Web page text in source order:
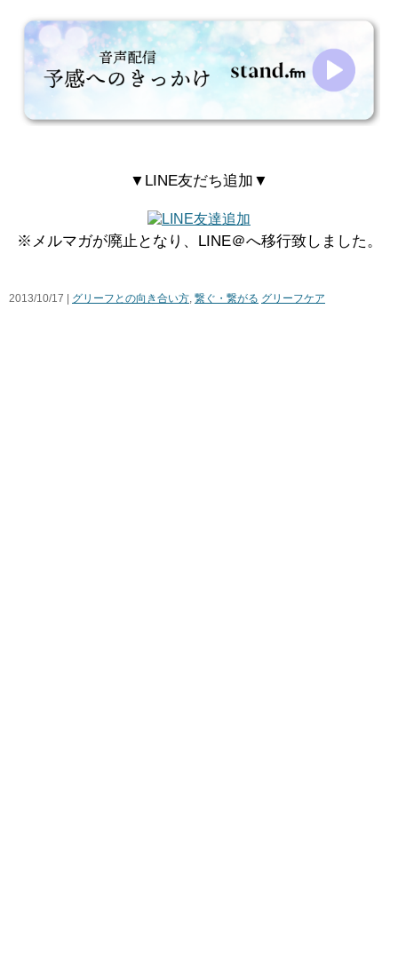
▼LINE友だち追加▼
※メルマガが廃止となり、LINE＠へ移行致しました。
2013/10/17 | グリーフとの向き合い方, 繋ぐ・繋がる グリーフケア